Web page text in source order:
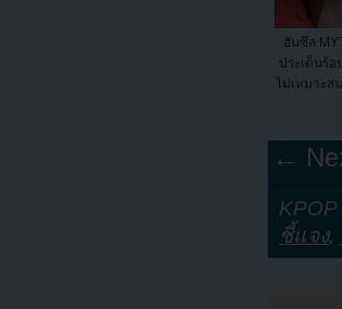
ฮันซึล
ประเด็นร้
ไม่เหมาะส
←
ชี้แจง,